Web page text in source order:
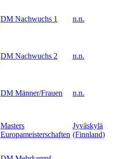
DM Nachwuchs 1 n.n.
DM Nachwuchs 2 n.n.
DM Männer/Frauen n.n.
Masters
Europameisterschaften
Jyväskylä
(Finnland)